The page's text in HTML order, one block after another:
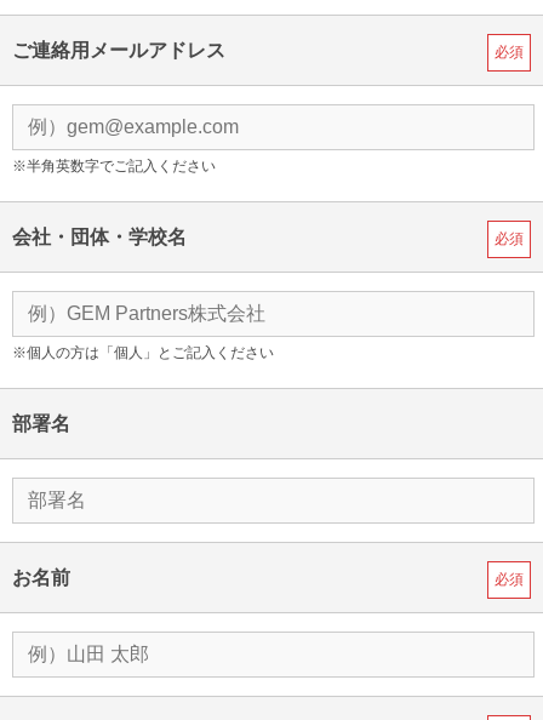
ご連絡用メールアドレス 必須
※半角英数字でご記入ください
会社・団体・学校名 必須
※個人の方は「個人」とご記入ください
部署名
お名前 必須